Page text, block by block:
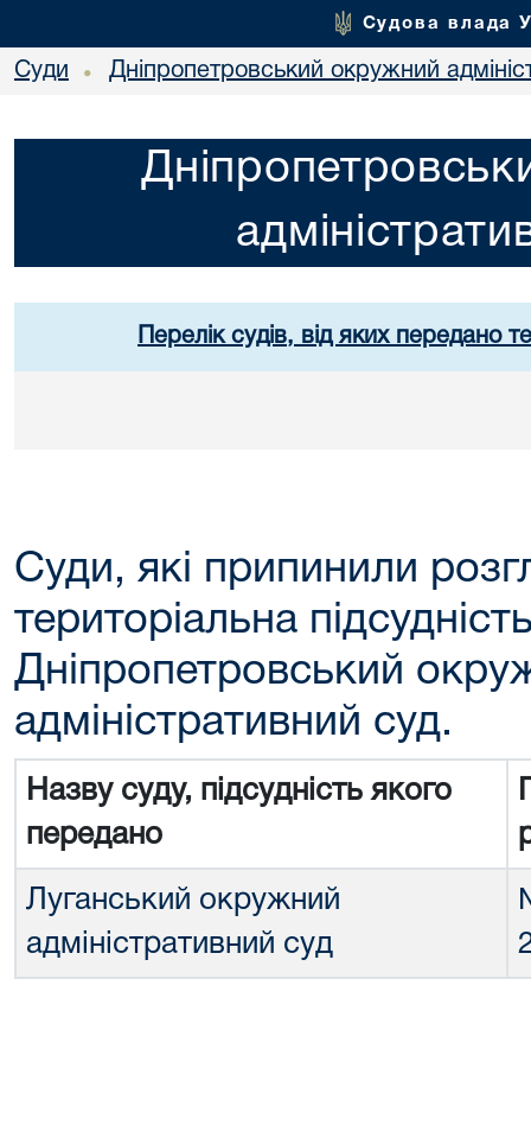
Судова влада
Суди • Дніпропетровський окружний
Перелік судів, від яких передано
Суди, які припинили
територіальна
Дніпропетровський
адміністративний суд.
Назву суду, підсудність якого
передано
Луганський окружний
адміністративний суд